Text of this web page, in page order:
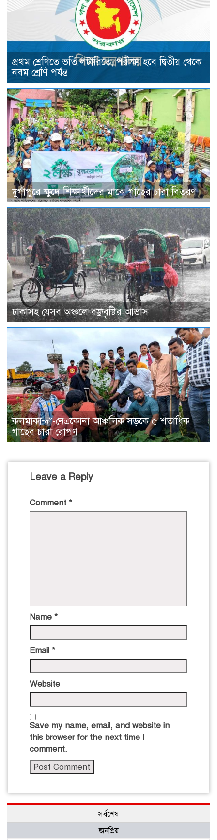
প্রথম শ্রেণিতে ভর্তি লটারিতে, পরীক্ষা হবে দ্বিতীয় থেকে
নবম শ্রেণি পর্যন্ত
দুর্গাপুরে ক্ষুদে শিক্ষার্থীদের মাঝে গাছের চারা বিতরণ
ঢাকাসহ যেসব অঞ্চলে বজ্রবৃষ্টির আভাস
কলমাকান্দা-নেত্রকোনা আঞ্চলিক সড়কে ৫ শতাধিক
গাছের চারা রোপণ
Leave a Reply
Comment *
Name *
Email *
Website
Save my name, email, and website in
this browser for the next time I
comment.
সর্বশেষ
জনপ্রিয়